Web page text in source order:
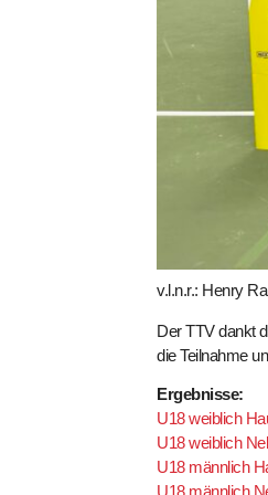
v.l.n.r.: Henry
Der TTV dankt
die Teilnahme
Ergebnisse:
U18 weiblich
U18 weiblich
U18 männlich
U18 männlich